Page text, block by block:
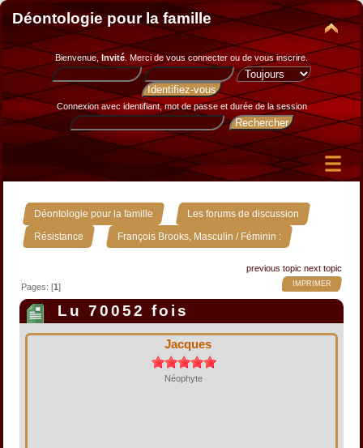
Déontologie pour la famille
Bienvenue, Invité. Merci devous connecter ou de vous inscrire.
Connexion avec identifiant, mot de passe et durée de la session
Déontologie pour la famille » Les forums de discussion »
Résistance » François Brooks, Masculin / Féminin :
previous topic next topic
IMPRIMER
Pages: [1]
Lu 70052 fois
Jacques
Néophyte